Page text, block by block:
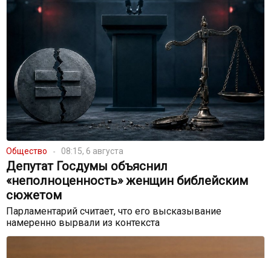
Общество 08:15, 6 августа
Депутат Госдумы объяснил
«неполноценность» женщин библейским
сюжетом
Парламентарий считает, что его высказывание
намеренно вырвали из контекста